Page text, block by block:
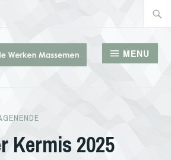
WERKEN
MENU
Kermis 2025